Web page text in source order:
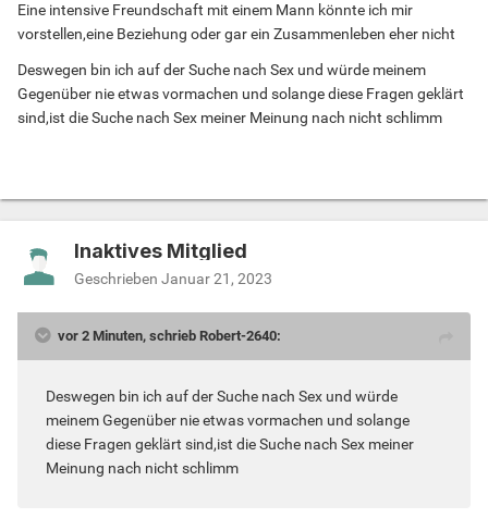
Eine intensive Freundschaft mit einem Mann könnte ich mir
vorstellen,eine Beziehung oder gar ein Zusammenleben eher nicht
Deswegen bin ich auf der Suche nach Sex und würde meinem
Gegenüber nie etwas vormachen und solange diese Fragen geklärt
sind,ist die Suche nach Sex meiner Meinung nach nicht schlimm
Inaktives Mitglied
Geschrieben Januar 21, 2023
vor 2 Minuten, schrieb Robert-2640:
Deswegen bin ich auf der Suche nach Sex und würde
meinem Gegenüber nie etwas vormachen und solange
diese Fragen geklärt sind,ist die Suche nach Sex meiner
Meinung nach nicht schlimm